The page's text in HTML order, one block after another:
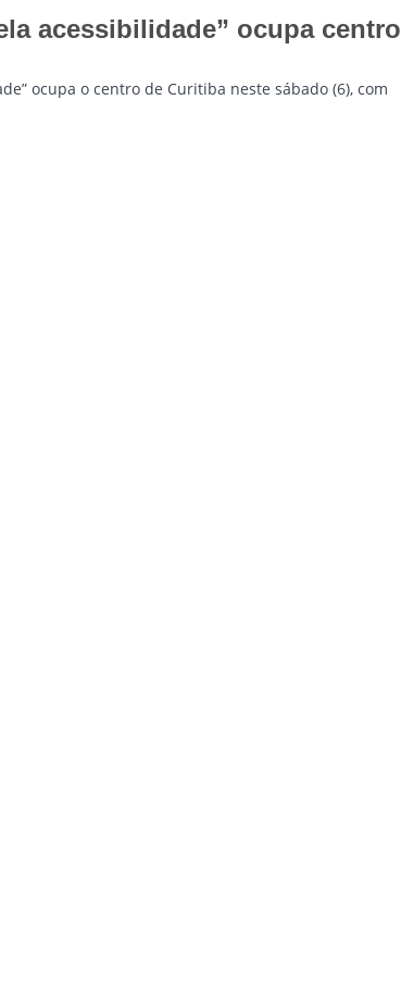
acessibilidade” ocupa centro
ocupa o centro de Curitiba neste sábado (6), com